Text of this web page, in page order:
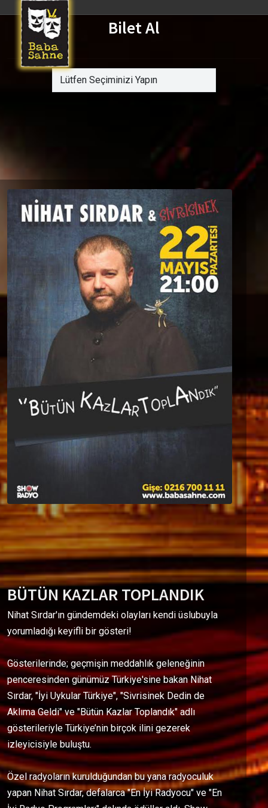
Bilet Al
BÜTÜN KAZLAR TOPLANDIK
Nihat Sırdar'ın gündemdeki olayları kendi üslubuyla
yorumladığı keyifli bir gösteri!
Gösterilerinde; geçmişin meddahlık geleneğinin
penceresinden günümüz Türkiye'sine bakan Nihat
Sırdar, "İyi Uykular Türkiye", "Sivrisinek Dedin de
Aklıma Geldi" ve "Bütün Kazlar Toplandık" adlı
gösterileriyle Türkiye’nin birçok ilini gezerek
izleyicisiyle buluştu.
Özel radyoların kurulduğundan bu yana radyoculuk
yapan Nihat Sırdar, defalarca "En İyi Radyocu" ve "En